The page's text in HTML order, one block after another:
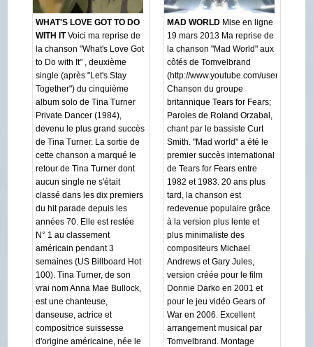
WHAT'S LOVE GOT TO DO
WITH ITVoici ma reprise de
la chanson "What's Love Got
to Do with It" , deuxième
single (après "Let's Stay
Together") du cinquième
album solo de Tina Turner
Private Dancer (1984),
devenu le plus grand succès
de Tina Turner. La sortie de
cette chanson a marqué le
retour de Tina Turner dont
aucun single ne s'était
classé dans les dix premiers
du hit parade depuis les
années 70. Elle est restée
N° 1 au classement
américain pendant 3
semaines (US Billboard Hot
100). Tina Turner, de son
vrai nom Anna Mae Bullock,
est une chanteuse,
danseuse, actrice et
compositrice suissesse
d'origine américaine, née le
MAD WORLD Mise en ligne
19 mars 2013 Ma reprise de
la chanson "Mad World" aux
côtés de Tomvelbrand
(http://www.youtube.com/user/
Chanson du groupe
britannique Tears for Fears;
Paroles de Roland Orzabal,
chant par le bassiste Curt
Smith. "Mad world" a été le
premier succès international
de Tears for Fears entre
1982 et 1983. 20 ans plus
tard, la chanson est
redevenue populaire grâce
à la version plus lente et
plus minimaliste des
compositeurs Michael
Andrews et Gary Jules,
version créée pour le film
Donnie Darko en 2001 et
pour le jeu vidéo Gears of
War en 2006. Excellent
arrangement musical par
Tomvelbrand. Montage